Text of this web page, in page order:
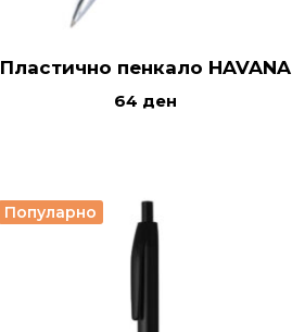
Пластично пенкало HAVANA
64 ден
Популарно